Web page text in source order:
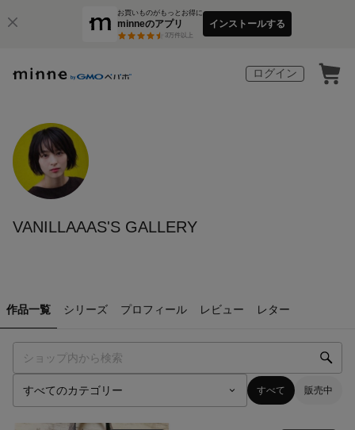
お買いものがもっとお得に
minneのアプリ
3万件以上
インストールする
ログイン
VANILLAAAS'S GALLERY
作品一覧 シリーズ プロフィール レビュー レター
すべて 販売中